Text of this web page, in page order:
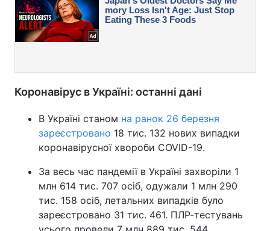
Коронавірус в Україні: останні дані
В Україні станом на ранок 26 березня
зареєстровано 18 тис. 132 нових випадки
коронавірусної хвороби COVID-19.
За весь час пандемії в Україні захворіли 1
млн 614 тис. 707 осіб, одужали 1 млн 290
тис. 158 осіб, летальних випадків було
зареєстровано 31 тис. 461. ПЛР-тестувань